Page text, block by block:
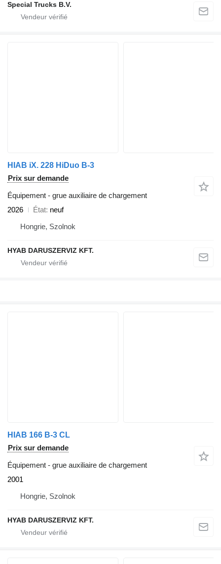
Special Trucks B.V.
HIAB iX. 228 HiDuo B-3
Prix sur demande
Équipement - grue auxiliaire de chargement
2026
État neuf
Hongrie, Szolnok
HYAB DARUSZERVIZ KFT.
HIAB 166 B-3 CL
Prix sur demande
Équipement - grue auxiliaire de chargement
2001
Hongrie, Szolnok
HYAB DARUSZERVIZ KFT.